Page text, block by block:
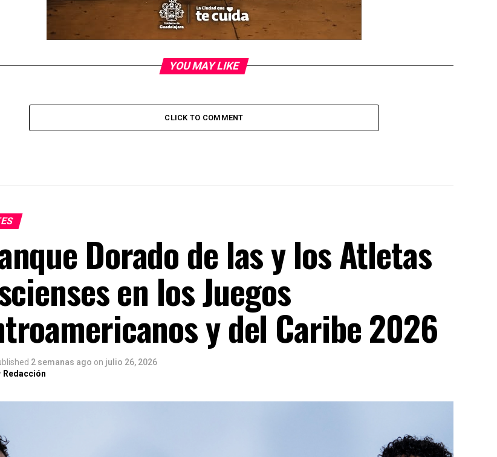
YOU MAY LIKE
CLICK TO COMMENT
Dorado de las y los Atletas
en los Juegos
y del Caribe 2026
2 semanas ago on julio 26, 2026
Redacción